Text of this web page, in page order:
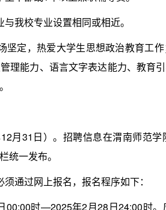
我校专业设置相同或相近。
定，热爱大学生思想政治教育工作
理能力、语言文字表达能力、教育
31日）。招聘信息在渭南师范学
统一发布。
过网上报名，报名程序如下：
时—2025年2月28日24:00时